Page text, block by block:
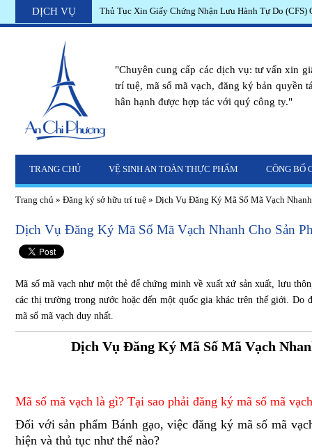
DỊCH VỤ Thủ Tục Xin Giấy Chứng Nhận Lưu Hành Tự Do (CFS)
Hướng Dẫn Tự Công Bố Chất Lượng Bột Rau Câu
2023
"Chuyên cung cấp các dịch vụ: tư vấn xin
trí tuệ, mã số mã vạch, đăng ký bản quyền
hân hạnh được hợp tác với quý công ty."
TRANG CHỦ VỆ SINH AN TOÀN THỰC PHẨM CÔNG BỐ
Trang chủ » Đăng ký sở hữu trí tuệ » Dịch Vụ Đăng Ký Mã Số Mã Vạch
Dịch Vụ Đăng Ký Mã Số Mã Vạch Nhanh Cho Sản
Mã số mã vạch như một thẻ để chứng minh về xuất xứ sản xuất, lưu
các thị trường trong nước hoặc đến một quốc gia khác trên thế giới. Do
mã số mã vạch duy nhất.
Dịch Vụ Đăng Ký Mã Số Mã Vạch
Mã số mã vạch là gì? Tại sao phải đăng ký mã số mã
Đối với sản phẩm Bánh gạo, việc đăng ký mã số mã
hiện và thủ tục như thế nào?